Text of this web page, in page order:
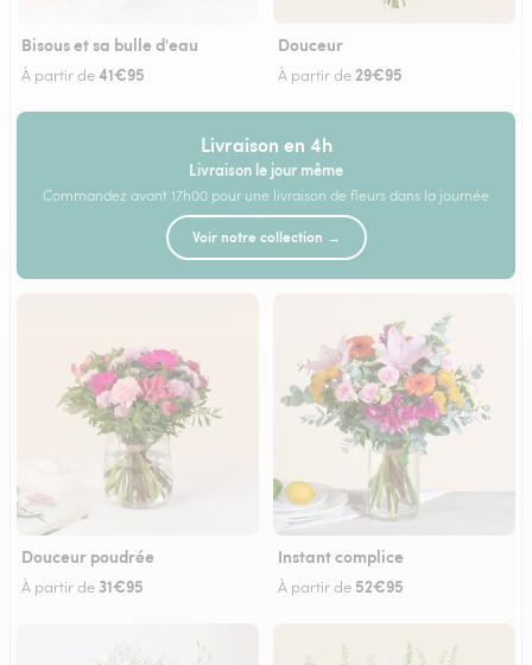
Bisous et sa bulle d'eau
À partir de41€95
Douceur
À partir de 29€95
Livraison en 4h
Livraison le jour même
Commandez avant 17h00 pour une livraison de fleurs dans la journée
Voir notre collection →
Douceur poudrée
À partir de 31€95
Instant complice
À partir de 52€95